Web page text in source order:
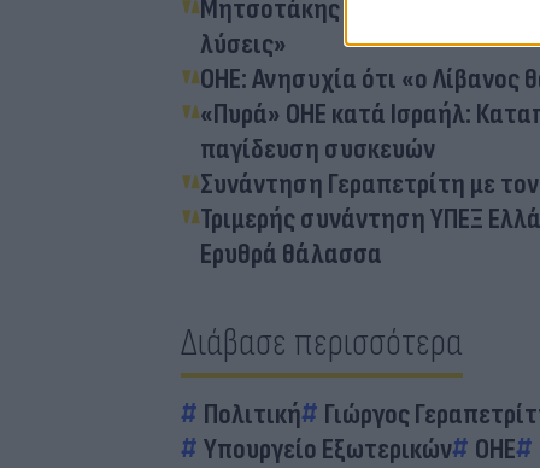
Μητσοτάκης στον ΟΗΕ:
λύσεις»
ΟΗΕ: Ανησυχία ότι «ο Λίβανος
«Πυρά» ΟΗΕ κατά Ισραήλ:
παγίδευση συσκευών
Συνάντηση Γεραπετρίτη με
Τριμερής συνάντηση ΥΠΕΞ
Ερυθρά θάλασσα
Διάβασε περισσότερα
Πολιτική Γιώργος
Υπουργείο Εξωτερικών
ΟΗΕ